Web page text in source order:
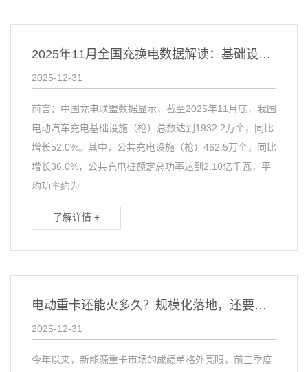
2025年11月全国充换电数据解读：基础设施建设进入关键阶段
2025-12-31
前言：中国充电联盟数据显示，截至2025年11月底，我国
电动汽车充电基础设施（枪）总数达到1932.2万个，同比
增长52.0%。其中，公共充电设施（枪）462.5万个，同比
增长36.0%，公共充电桩额定总功率达到2.10亿千瓦，平
均功率约为
了解详情 +
电动重卡还能火多久？规模化落地，还要跨越三道难关
2025-12-31
今年以来，新能源重卡市场的成绩单格外亮眼，前三季度